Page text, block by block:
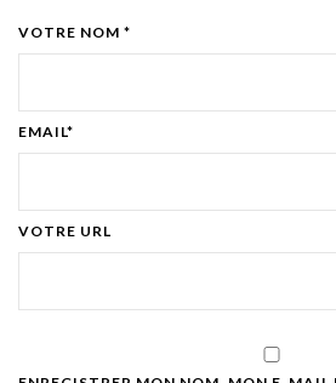
VOTRE NOM *
EMAIL*
VOTRE URL